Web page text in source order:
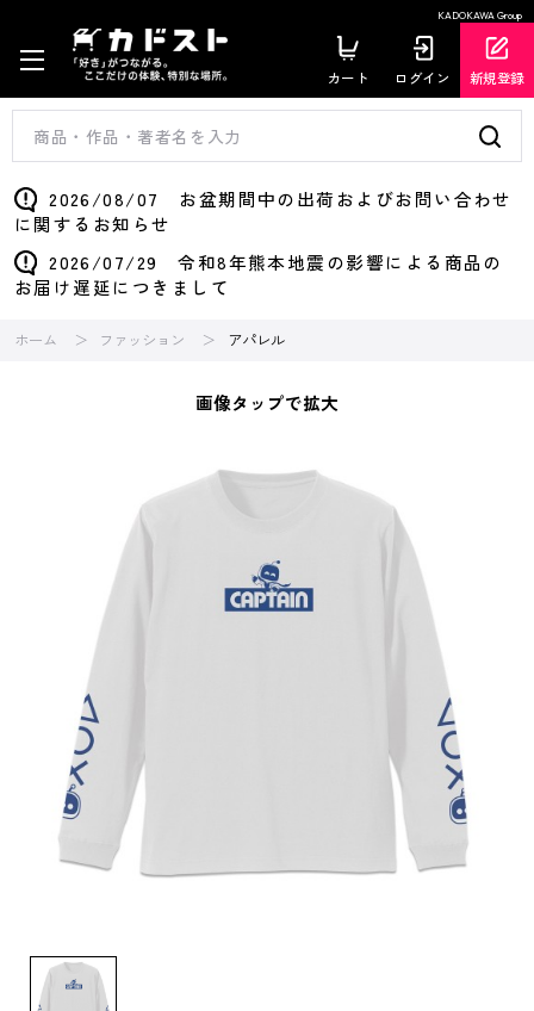
KADOKAWA Group
カート ログイン 新規登録
2026/08/07 お盆期間中の出荷およびお問い合わせ
に関するお知らせ
2026/07/29 令和8年熊本地震の影響による商品の
お届け遅延につきまして
ホーム ファッション アパレル
画像タップで拡大